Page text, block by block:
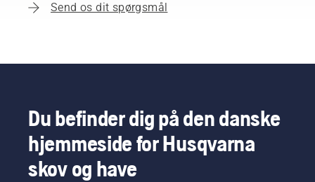
Send os dit spørgsmål
Du befinder dig på den danske
hjemmeside for Husqvarna
skov og have